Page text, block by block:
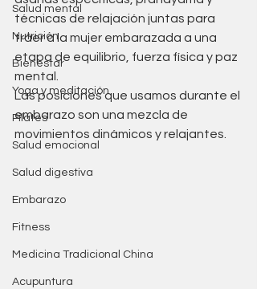
Salud mental
Nutrición
Bienestar
Yoga y meditación
Pilates
Salud emocional
Salud digestiva
Embarazo
Fitness
Medicina Tradicional China
Acupuntura
técnicas de relajación juntas para
traer a la mujer embarazada a una
etapa de equilibrio, fuerza física y paz
mental.
Las posiciones que usamos durante el
embarazo son una mezcla de
movimientos dinámicos y relajantes.